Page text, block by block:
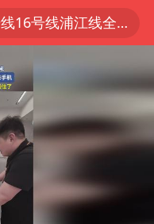
上海：5号线16号线浦江线全线停运
国足U17与阿森纳决赛取消 并列冠军
王艺迪2-4不敌张本美和止步4强
教师减少13.19万